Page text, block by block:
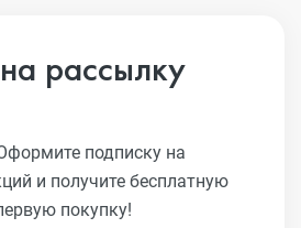
рассылку
подписку на
и получите бесплатную
покупку!